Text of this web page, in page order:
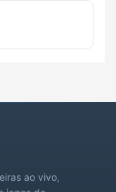
ao vivo,